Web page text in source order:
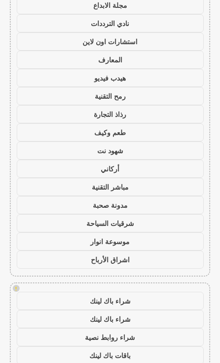
مجلة الابداع
نادي الترددات
استشارات اون لاين
المعارف
هيدب فيديو
رمح التقنية
رذاذ التجارة
طعم وكيف
شهود نت
أركاني
مباشر التقنية
مدونة صحبة
شرقيات السياحة
موسوعة انوار
اشراق الأرباح
!
شراء باك لينك
شراء باك لينك
شراء روابط نصية
باقات باك لينك